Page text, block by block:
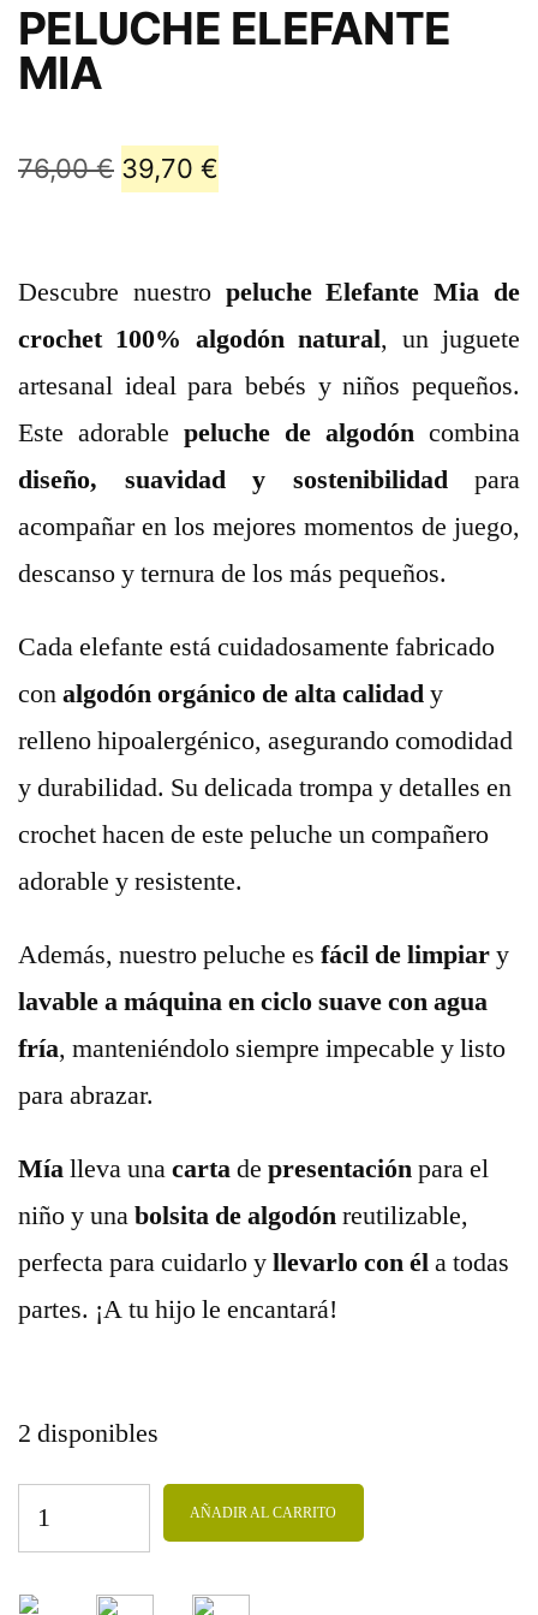
PELUCHE ELEFANTE
MIA
76,00€ 39,70 €
Descubre nuestro peluche Elefante Mia de
crochet 100% algodón natural, un juguete
artesanal ideal para bebés y niños pequeños.
Este adorable peluche de algodón combina
diseño, suavidad y sostenibilidadpara
acompañar en los mejores momentos de juego,
descanso y ternura de los más pequeños.
Cada elefante está cuidadosamente fabricado
conalgodón orgánico de alta calidady
relleno hipoalergénico, asegurando comodidad
y durabilidad. Su delicada trompa y detalles en
crochet hacen de este peluche un compañero
adorable y resistente.
Además, nuestro peluche es fácil de limpiary
lavable a máquina en ciclo suave con agua
fría, manteniéndolo siempre impecable y listo
para abrazar.
Míalleva unacartade presentaciónpara el
niño y unabolsita de algodónreutilizable,
perfecta para cuidarlo yllevarlocon éla todas
partes. ¡A tu hijo le encantará!
2 disponibles
AÑADIR AL CARRITO